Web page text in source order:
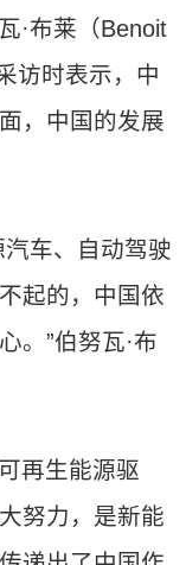
·布莱（Benoit
访时表示，中
，中国的发展
车、自动驾驶
起的，中国依
。”伯努瓦·布
再生能源驱
努力，是新能